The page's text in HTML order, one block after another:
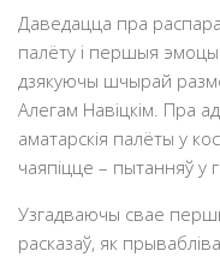
Даведацца пра
палёту і першыя
дзякуючы шчырай
Алегам Навіцкім. Пра
аматарскія палёты у
чаяпіцце – пытанняў
Узгадваючы свае
расказаў, як